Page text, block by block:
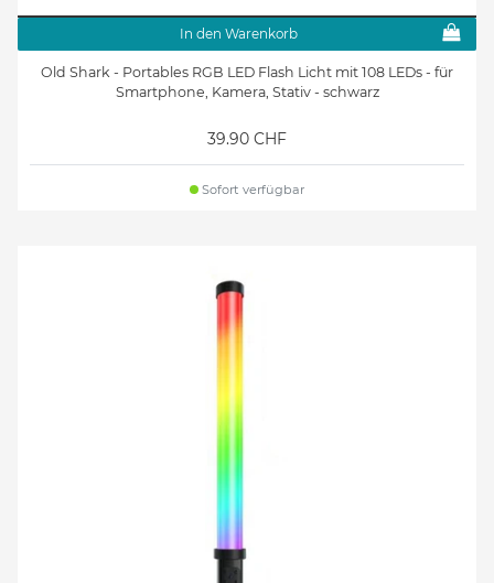
In den Warenkorb
Old Shark - Portables RGB LED Flash Licht mit 108 LEDs - für
Smartphone, Kamera, Stativ - schwarz
39.90 CHF
Sofort verfügbar